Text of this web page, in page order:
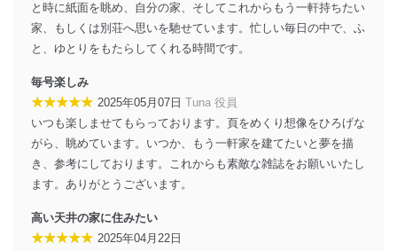
当社は以下の個人情報保護管理者を設置し、個人情報保
護管理者の責任のもと、個人情報を取得・アクセス・利
用・提供・管理いたします。
東京都渋谷区南平台町16-11
株式会社富士山マガジンサービス
代表取締役会長 西野 伸一郎
個人情報保護管理者: 経営管理グループディレクター 前
２．利用目的
当社が取り扱う開示対象個人情報の利用目的は次のとお
りです。
と時に紙面を眺め、自分の家、そしてこれからもう一軒持ちたい
家、もしくは別荘へ思いを馳せています。忙しい毎日の中で、ふ
と、ゆとりをもたらしてくれる時間です。
毎号楽しみ
★★★★★ 2025年05月07日 Tuna 役員
いつも楽しませてもらっております。頁をめくり想像をひろげな
がら、眺めています。いつか、もう一軒家を建てたいと夢を描
き、参考にしております。これからも素敵な雑誌をお願いいたし
ます。ありがとうございます。
高い天井の家に住みたい
★★★★★ 2025年04月22日